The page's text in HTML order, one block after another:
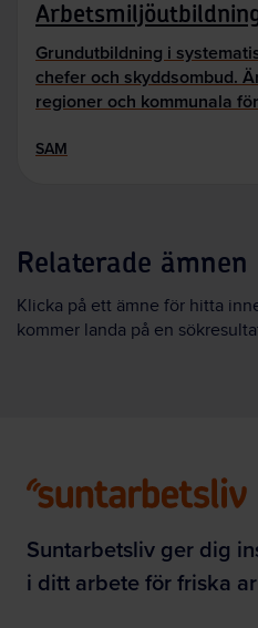
Grundutbildning i
chefer och skyddsombud.
regioner och kommunala
SAM
Relaterade ämnen
Klicka på ett ämne för hitta
kommer landa på en
Suntarbetsliv ger dig
i ditt arbete för friska